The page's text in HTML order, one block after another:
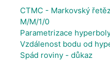
CTMC - Markovský
M/M/1/0
Parametrizace
Vzdálenost bodu od
Spád roviny - důkaz